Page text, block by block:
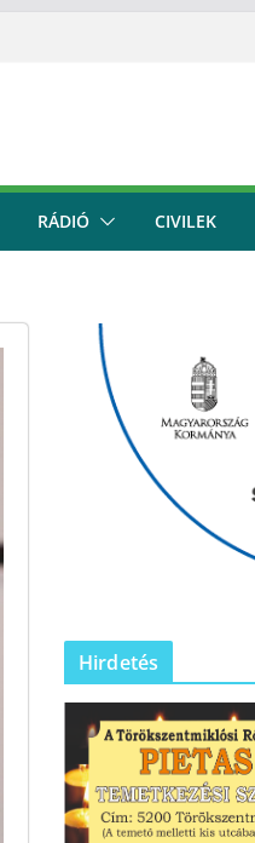
RÁDIÓ CIVILEK
Hirdetés